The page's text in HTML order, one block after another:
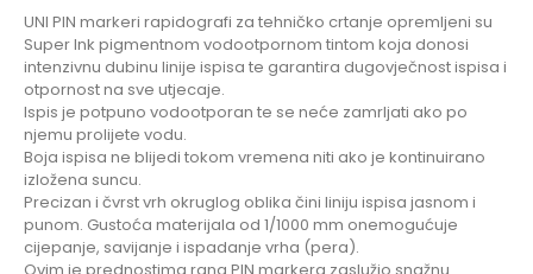
UNI PIN markeri rapidografi za tehničko crtanje opremljeni su
Super Ink pigmentnom vodootpornom tintom koja donosi
intenzivnu dubinu linije ispisa te garantira dugovječnost ispisa i
otpornost na sve utjecaje.
Ispis je potpuno vodootporan te se neće zamrljati ako po
njemu prolijete vodu.
Boja ispisa ne blijedi tokom vremena niti ako je kontinuirano
izložena suncu.
Precizan i čvrst vrh okruglog oblika čini liniju ispisa jasnom i
punom. Gustoća materijala od 1/1000 mm onemogućuje
cijepanje, savijanje i ispadanje vrha (pera).